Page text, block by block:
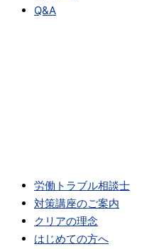
Q&A
労働トラブル相談士
対策講座のご案内
クリアの理念
はじめての方へ